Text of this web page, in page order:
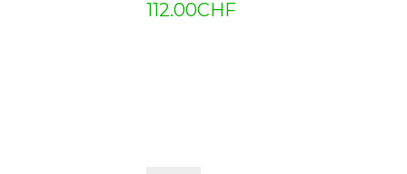
112.00CHF